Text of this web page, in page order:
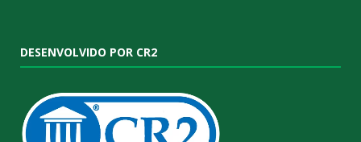
DESENVOLVIDO POR CR2